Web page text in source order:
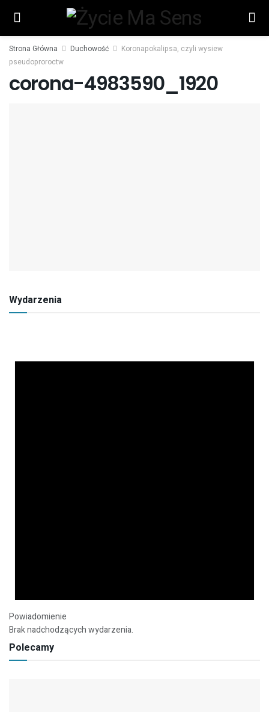
Strona Główna Duchowość
Koronapokalipsa, czyli wysiew
pseudoproroctw
corona-4983590_1920
Wydarzenia
Powiadomienie
Brak nadchodzących wydarzenia.
Polecamy